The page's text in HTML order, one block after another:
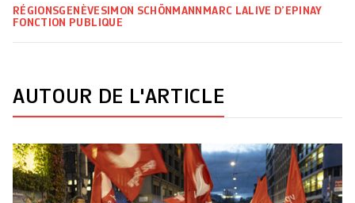
RÉGIONSGENÈVE SIMON SCHÖNMANN MARC LALIVE D’EPINAY
FONCTION PUBLIQUE
AUTOUR DE L'ARTICLE